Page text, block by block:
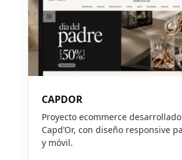
CAPDOR
Proyecto ecommerce
Capd’Or, con diseño responsive
y móvil.